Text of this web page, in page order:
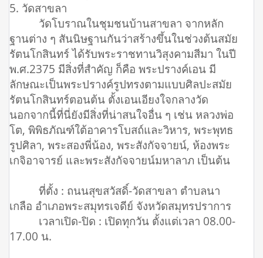
5. วัดสาขลา
วัดโบราณในชุมชนบ้านสาขลา จากหลัก
ฐานต่าง ๆ สันนิษฐานกันว่าสร้างขึ้นในช่วงต้นสมัย
รัตนโกสินทร์ ได้รับพระราชทานวิสุงคามสีมา ในปี
พ.ศ.2375 มีสิ่งที่สำคัญ ก็คือ พระปรางค์เอน มี
ลักษณะเป็นพระปรางค์รูปทรงตามแบบศิลปะสมัย
รัตนโกสินทร์ตอนต้น ตั้งเอนเอียงใจกลางวัด
นอกจากนี้ที่นี่ยังมีสิ่งที่น่าสนใจอื่น ๆ เช่น หลวงพ่อ
โต, พิพิธภัณฑ์ใต้อาคารโบสถ์และวิหาร, พระพุทธ
รูปศิลา, พระสองพี่น้อง, พระสังกัจจายน์, ห้องพระ
เกจิอาจารย์ และพระสังกัจจายน์มหาลาภ เป็นต้น
ที่ตั้ง : ถนนสุขสวัสดิ์-วัดสาขลา ตำบลนา
เกลือ อำเภอพระสมุทรเจดีย์ จังหวัดสมุทรปราการ
เวลาเปิด-ปิด : เปิดทุกวัน ตั้งแต่เวลา 08.00-
17.00 น.